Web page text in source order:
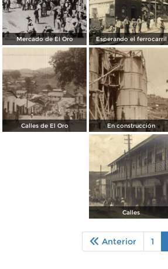
Mercado de El Oro Esperando el ferrocarril
Calles de El Oro En construcción
Calles
Anterior 1